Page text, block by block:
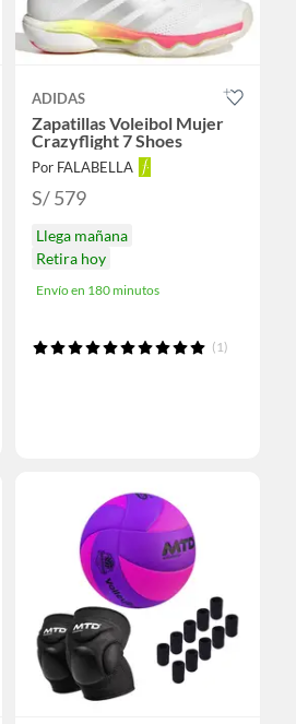
ADIDAS
Zapatillas Voleibol Mujer
Crazyflight 7 Shoes
Por FALABELLA
S/ 579
Llega mañana
Retira hoy
Envío en 180 minutos
(1)